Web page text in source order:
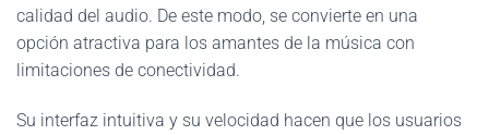
calidad del audio. De este modo, se convierte en una
opción atractiva para los amantes de la música con
limitaciones de conectividad.
Su interfaz intuitiva y su velocidad hacen que los usuarios